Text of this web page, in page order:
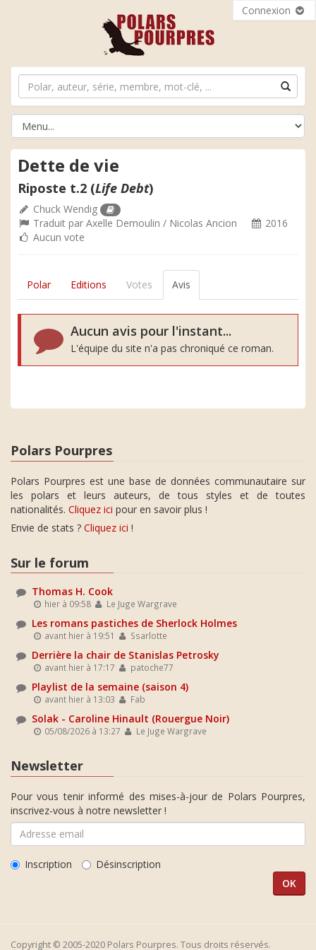
Connexion
Dette de vie
Riposte t.2 (Life Debt)
Chuck Wendig
Traduit par Axelle Demoulin / Nicolas Ancion
2016
Aucun vote
Polar Editions Votes Avis
Aucun avis pour l'instant...
L'équipe du site n'a pas chroniqué ce roman.
Polars Pourpres
Polars Pourpres est une base de données communautaire sur
les polars et leurs auteurs, de tous styles et de toutes
nationalités. Cliquez ici pour en savoir plus !
Envie de stats ? Cliquez ici !
Sur le forum
Thomas H. Cook
hier à 09:58 Le Juge Wargrave
Les romans pastiches de Sherlock Holmes
avant hier à 19:51 Ssarlotte
Derrière la chair de Stanislas Petrosky
avant hier à 17:17 patoche77
Playlist de la semaine (saison 4)
avant hier à 13:03 Fab
Solak - Caroline Hinault (Rouergue Noir)
05/08/2026 à 13:27 Le Juge Wargrave
Newsletter
Pour vous tenir informé des mises-à-jour de Polars Pourpres,
inscrivez-vous à notre newsletter !
Inscription Désinscription
Copyright © 2005-2020 Polars Pourpres. Tous droits réservés.